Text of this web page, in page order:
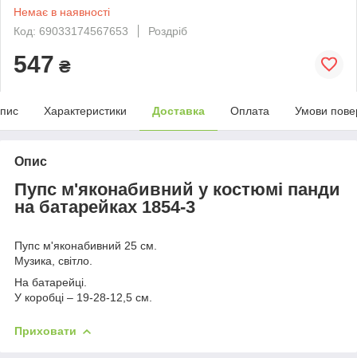
Немає в наявності
Код: 69033174567653
Роздріб
547 ₴
Характеристики Доставка Оплата Умови
Опис
Пупс м'яконабивний у костюмі панди
на батарейках 1854-3
Пупс м'яконабивний 25 см.
Музика, світло.
На батарейці.
У коробці – 19-28-12,5 см.
Приховати